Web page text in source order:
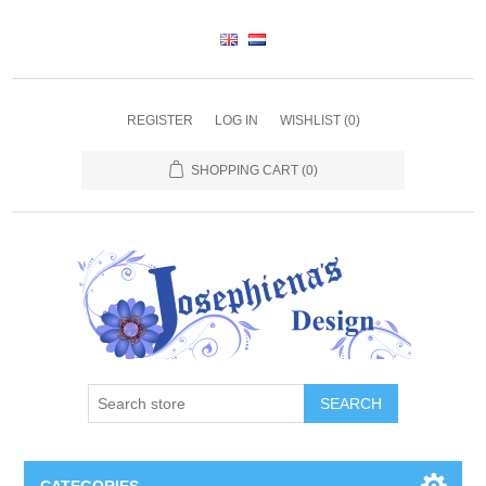
REGISTER LOG IN WISHLIST (0)
SHOPPING CART (0)
SEARCH